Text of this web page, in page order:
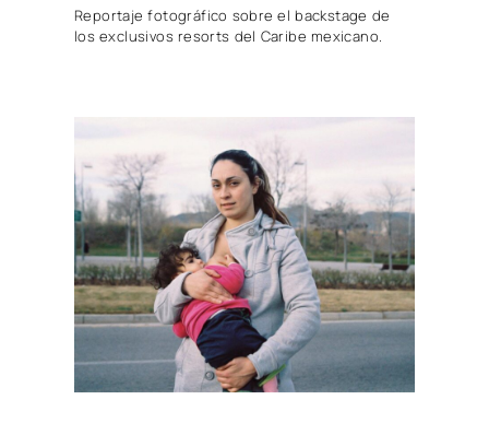
Reportaje fotográfico sobre el backstage de
los exclusivos resorts del Caribe mexicano.